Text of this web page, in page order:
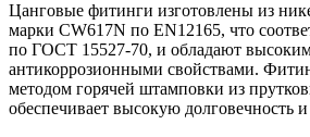
Цанговые фитинги изготовлены из
марки CW617N по EN12165, что
по ГОСТ 15527-70, и обладают
антикоррозионными свойствами.
методом горячей штамповки из
обеспечивает высокую долговечность